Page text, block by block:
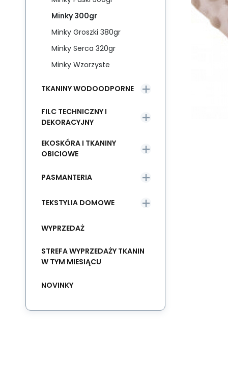
Minky 300gr
Minky Groszki 380gr
Minky Serca 320gr
Minky Wzorzyste
TKANINY WODOODPORNE
FILC TECHNICZNY I
DEKORACYJNY
EKOSKÓRA I TKANINY
OBICIOWE
PASMANTERIA
TEKSTYLIA DOMOWE
WYPRZEDAŻ
STREFA WYPRZEDAŻY TKANIN
W TYM MIESIĄCU
NOVINKY